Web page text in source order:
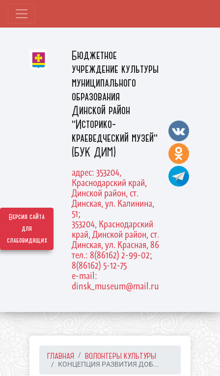
Версия сайта
для
слабовидящих
Бюджетное
учреждение культуры
муниципального
образования
Динской район
"Историко-
краеведческий музей"
(БУК ДИМ)
адрес: 353204,
Краснодарский край,
Динской район, ст.
Динская, ул. Калинина,
51;
353204, Краснодарский
край, Динской район, ст.
Динская, ул. Красная, 86
тел.: 8(86162) 2-99-02;
8(86162) 5-12-75
e-mail:
dinsk_museum@mail.ru
ГЛАВНАЯ ВОЛОНТЕРЫ КУЛЬТУРЫ
КОНЦЕПЦИЯ РАЗВИТИЯ ДОБ...